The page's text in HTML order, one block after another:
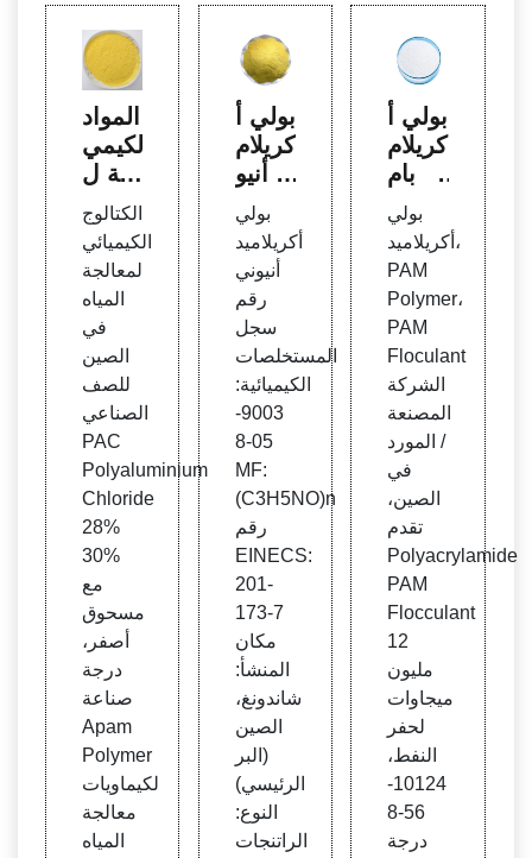
المواد
الكيمي
ائية ل
معالج
ة المي
اه - ع
لوم ت
شنغ
تشو ت
شيانغ
جين
الكتالوج
الكيميائي
لمعالجة
المياه
في
الصين
للصف
الصناعي
PAC
Polyaluminium
Chloride
28%
30%
مع
مسحوق
أصفر،
درجة
صناعة
Apam
Polymer
لكيماويات
معالجة
المياه
بولي أ
كريلام
يد أنيو
ني لتع
زيز ا
ستخلا
ص ال
زيت
(EOR
بولي
أكريلاميد
أنيوني
رقم
سجل
المستخلصات
الكيميائية:
9003-
05-8
MF:
(C3H5NO)n
رقم
EINECS:
201-
173-7
مكان
المنشأ:
شاندونغ،
الصين
(البر
الرئيسي)
النوع:
الراتنجات
بولي أ
كريلام
يد بام
لمسح
وق أب
يض لل
تنقيب
عن الن
فط ف
ي الم
غرب
بولي
أكريلاميد،
PAM
Polymer،
PAM
Floculant
الشركة
المصنعة
/ المورد
في
الصين،
تقدم
Polyacrylamide
PAM
Flocculant
12
مليون
ميجاوات
لحفر
النفط،
10124-
56-8
درجة